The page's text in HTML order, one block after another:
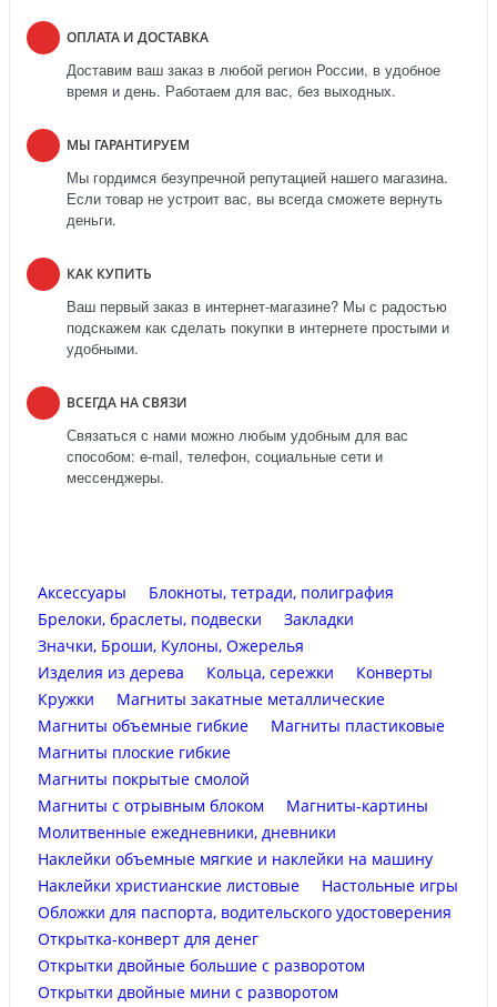
ОПЛАТА И ДОСТАВКА
Доставим ваш заказ в любой регион России, в удобное
время и день. Работаем для вас, без выходных.
МЫ ГАРАНТИРУЕМ
Мы гордимся безупречной репутацией нашего магазина.
Если товар не устроит вас, вы всегда сможете вернуть
деньги.
КАК КУПИТЬ
Ваш первый заказ в интернет-магазине? Мы с радостью
подскажем как сделать покупки в интернете простыми и
удобными.
ВСЕГДА НА СВЯЗИ
Связаться с нами можно любым удобным для вас
способом: e-mail, телефон, социальные сети и
мессенджеры.
Аксессуары
Блокноты, тетради, полиграфия
Брелоки, браслеты, подвески
Закладки
Значки, Броши, Кулоны, Ожерелья
Изделия из дерева
Кольца, сережки
Конверты
Кружки
Магниты закатные металлические
Магниты объемные гибкие
Магниты пластиковые
Магниты плоские гибкие
Магниты покрытые смолой
Магниты с отрывным блоком
Магниты-картины
Молитвенные ежедневники, дневники
Наклейки объемные мягкие и наклейки на машину
Наклейки христианские листовые
Настольные игры
Обложки для паспорта, водительского удостоверения
Открытка-конверт для денег
Открытки двойные большие с разворотом
Открытки двойные мини с разворотом